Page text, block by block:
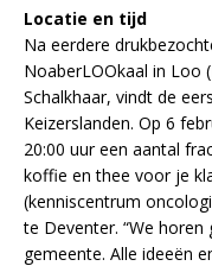
Locatie en tijd
Na eerdere
NoaberLOOkaal in Loo
Schalkhaar, vindt de
Keizerslanden. Op 6
20:00 uur een aantal
koffie en thee voor je
(kenniscentrum
te Deventer. “We
gemeente. Alle ideeën